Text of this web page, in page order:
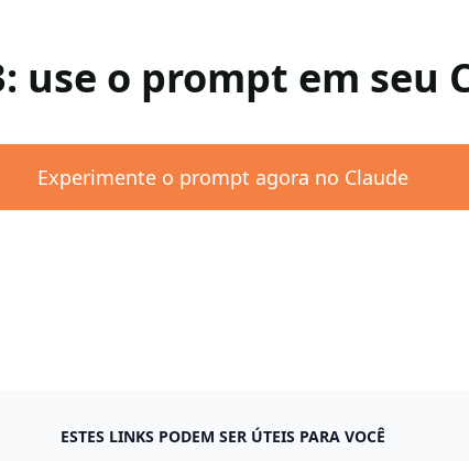
use o prompt em seu
Experimente o prompt agora no Claude
ESTES LINKS PODEM SER ÚTEIS PARA VOCÊ